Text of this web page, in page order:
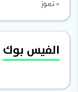
« تموز
الفيس بوك